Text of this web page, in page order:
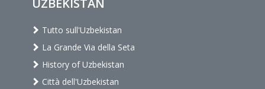
UZBEKISTAN
Tutto sull'Uzbekistan
La Grande Via della Seta
History of Uzbekistan
Città dell'Uzbekistan